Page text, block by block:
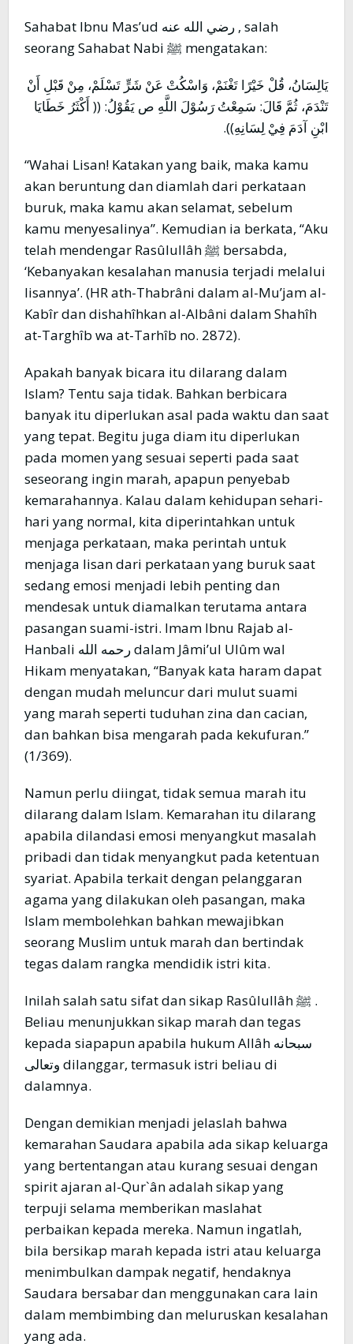
Sahabat Ibnu Mas’ud رضي الله عنه , salah
seorang Sahabat Nabi ﷺ mengatakan:
يَالِسَانُ، قُلْ خَيْرًا تَغْنَمْ، وَاسْكُتْ عَنْ شَرٍّ تَسْلَمْ، مِنْ قَبْلِ أَنْ
تَنْدَمَ، ثُمَّ قَالَ: سَمِعْتُ رَسُوْلَ اللَّهِ ص يَقُوْلُ: (( أَكْثَرُ خَطَايَا
ابْنِ آدَمَ فِيْ لِسَانِهِ)).
“Wahai Lisan! Katakan yang baik, maka kamu
akan beruntung dan diamlah dari perkataan
buruk, maka kamu akan selamat, sebelum
kamu menyesalinya”. Kemudian ia berkata, “Aku
telah mendengar Rasûlullâh ﷺ bersabda,
‘Kebanyakan kesalahan manusia terjadi melalui
lisannya’. (HR ath-Thabrâni dalam al-Mu’jam al-
Kabîr dan dishahîhkan al-Albâni dalam Shahîh
at-Targhîb wa at-Tarhîb no. 2872).
Apakah banyak bicara itu dilarang dalam
Islam? Tentu saja tidak. Bahkan berbicara
banyak itu diperlukan asal pada waktu dan saat
yang tepat. Begitu juga diam itu diperlukan
pada momen yang sesuai seperti pada saat
seseorang ingin marah, apapun penyebab
kemarahannya. Kalau dalam kehidupan sehari-
hari yang normal, kita diperintahkan untuk
menjaga perkataan, maka perintah untuk
menjaga lisan dari perkataan yang buruk saat
sedang emosi menjadi lebih penting dan
mendesak untuk diamalkan terutama antara
pasangan suami-istri. Imam Ibnu Rajab al-
Hanbali رحمه الله dalam Jâmi’ul Ulûm wal
Hikam menyatakan, “Banyak kata haram dapat
dengan mudah meluncur dari mulut suami
yang marah seperti tuduhan zina dan cacian,
dan bahkan bisa mengarah pada kekufuran.”
(1/369).
Namun perlu diingat, tidak semua marah itu
dilarang dalam Islam. Kemarahan itu dilarang
apabila dilandasi emosi menyangkut masalah
pribadi dan tidak menyangkut pada ketentuan
syariat. Apabila terkait dengan pelanggaran
agama yang dilakukan oleh pasangan, maka
Islam membolehkan bahkan mewajibkan
seorang Muslim untuk marah dan bertindak
tegas dalam rangka mendidik istri kita.
Inilah salah satu sifat dan sikap Rasûlullâh ﷺ .
Beliau menunjukkan sikap marah dan tegas
kepada siapapun apabila hukum Allâh سبحانه
وتعالى dilanggar, termasuk istri beliau di
dalamnya.
Dengan demikian menjadi jelaslah bahwa
kemarahan Saudara apabila ada sikap keluarga
yang bertentangan atau kurang sesuai dengan
spirit ajaran al-Qur`ân adalah sikap yang
terpuji selama memberikan maslahat
perbaikan kepada mereka. Namun ingatlah,
bila bersikap marah kepada istri atau keluarga
menimbulkan dampak negatif, hendaknya
Saudara bersabar dan menggunakan cara lain
dalam membimbing dan meluruskan kesalahan
yang ada.